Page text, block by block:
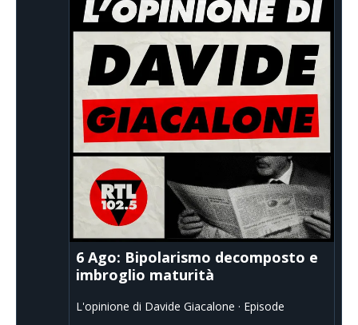
6 Ago: Bipolarismo decomposto e
imbroglio maturità
L'opinione di Davide Giacalone · Episode